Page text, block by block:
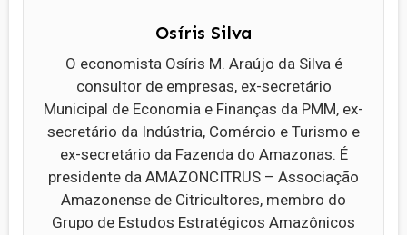
Osíris Silva
O economista Osíris M. Araújo da Silva é
consultor de empresas, ex-secretário
Municipal de Economia e Finanças da PMM, ex-
secretário da Indústria, Comércio e Turismo e
ex-secretário da Fazenda do Amazonas. É
presidente da AMAZONCITRUS – Associação
Amazonense de Citricultores, membro do
Grupo de Estudos Estratégicos Amazônicos